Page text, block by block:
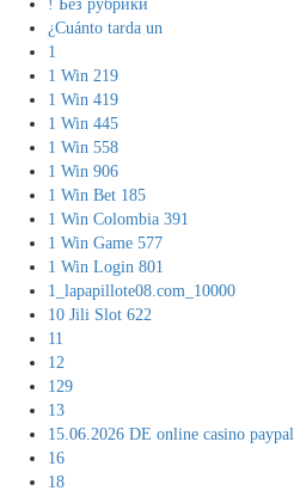
! Без рубрики
¿Cuánto tarda un
1
1 Win 219
1 Win 419
1 Win 445
1 Win 558
1 Win 906
1 Win Bet 185
1 Win Colombia 391
1 Win Game 577
1 Win Login 801
1_lapapillote08.com_10000
10 Jili Slot 622
11
12
129
13
15.06.2026 DE online casino paypal
16
18